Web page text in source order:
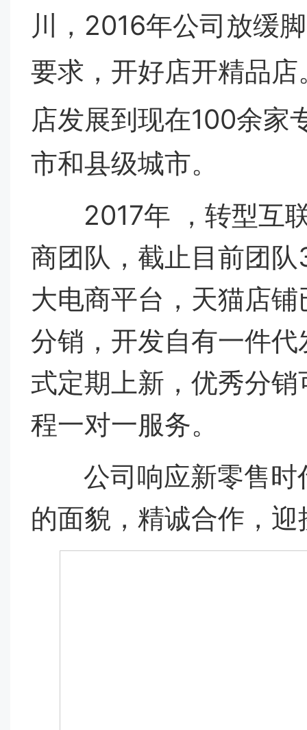
川，2016年公司放缓
要求，开好店开精品店
店发展到现在100余家
市和县级城市。
2017年 ，转型互联
商团队，截止目前团
大电商平台，天猫店
分销，开发自有一件
式定期上新，优秀分
程一对一服务。
公司响应新零售时
的面貌，精诚合作，